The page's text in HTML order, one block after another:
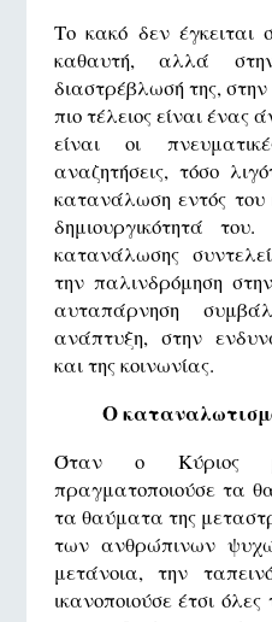
Το κακό δεν
καθαυτή, αλλά
διαστρέβλωσή της,
πιο τέλειος είναι ένας
είναι οι
αναζητήσεις, τόσο
κατανάλωση εντός του
δημιουργικότητά
κατανάλωσης
την παλινδρόμηση
αυταπάρνηση
ανάπτυξη, στην
και της κοινωνίας.
Ο
Όταν ο Κύριος
πραγματοποιούσε τα
τα θαύματα της
των ανθρώπινων
μετάνοια, την
ικανοποιούσε έτσι